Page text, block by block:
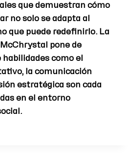
que demuestran cómo
no solo se adapta al
que puede redefinirlo. La
pone de
como el
la comunicación
estratégica son cada
en el entorno